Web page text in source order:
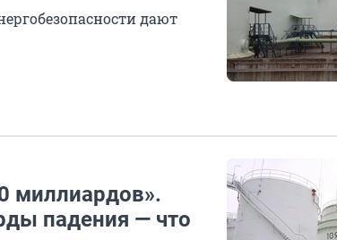
дают
миллиардов».
падения — что